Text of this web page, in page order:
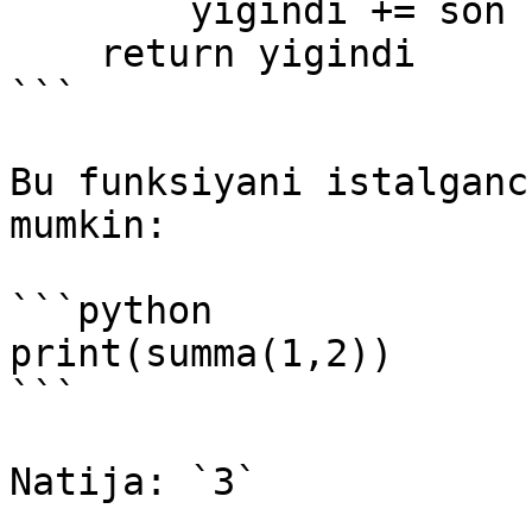
```
Bu funksiyani
mumkin:
```python
print(summa(1,2))
```
Natija: `3`